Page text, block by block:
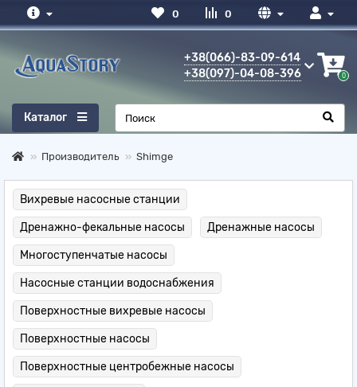
0
0
+38(066)-83-09-614
+38(097)-04-08-396
0
Каталог
Производитель Shimge
Вихревые насосные станции
Дренажно-фекальные насосы Дренажные насосы
Многоступенчатые насосы
Насосные станции водоснабжения
Поверхностные вихревые насосы
Поверхностные насосы
Поверхностные центробежные насосы